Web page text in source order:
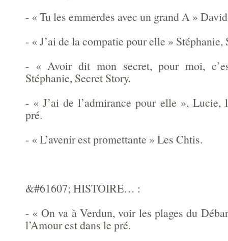
- « Tu les emmerdes avec un grand A »
- « J’ai de la compatie pour elle » Stéphanie,
- « Avoir dit mon secret, pour moi,
Stéphanie, Secret Story.
- « J’ai de l’admirance pour elle », Lucie,
pré.
- « L’avenir est promettante » Les Chtis.
&#61607; HISTOIRE… :
- « On va à Verdun, voir les plages du
l’Amour est dans le pré.